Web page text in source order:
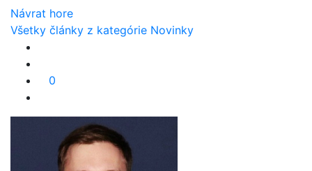
Návrat hore
Všetky články z kategórie Novinky
0